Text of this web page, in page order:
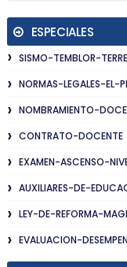
ESPECIALES
SISMO-TEMBLOR-
NORMAS-LEGALES-EL-
NOMBRAMIENTO-
CONTRATO-DOCENTE
EXAMEN-ASCENSO-
AUXILIARES-DE-
LEY-DE-REFORMA-
EVALUACION-